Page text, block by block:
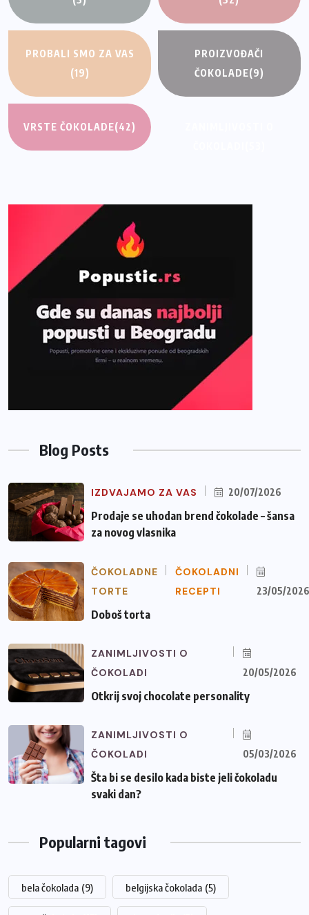
PROBALI SMO ZA VAS
(19)
PROIZVOĐAČI
ČOKOLADE(9)
VRSTE ČOKOLADE(42)
Blog Posts
IZDVAJAMO ZA VAS 20/07/2026
Prodaje se uhodan brend čokolade – šansa
za novog vlasnika
ČOKOLADNE
TORTE
ČOKOLADNI
RECEPTI
23/05/2026
Doboš torta
ZANIMLJIVOSTI O
ČOKOLADI
20/05/2026
Otkrij svoj chocolate personality
ZANIMLJIVOSTI O
ČOKOLADI
05/03/2026
Šta bi se desilo kada biste jeli čokoladu
svaki dan?
Popularni tagovi
bela čokolada (9) belgijska čokolada (5)